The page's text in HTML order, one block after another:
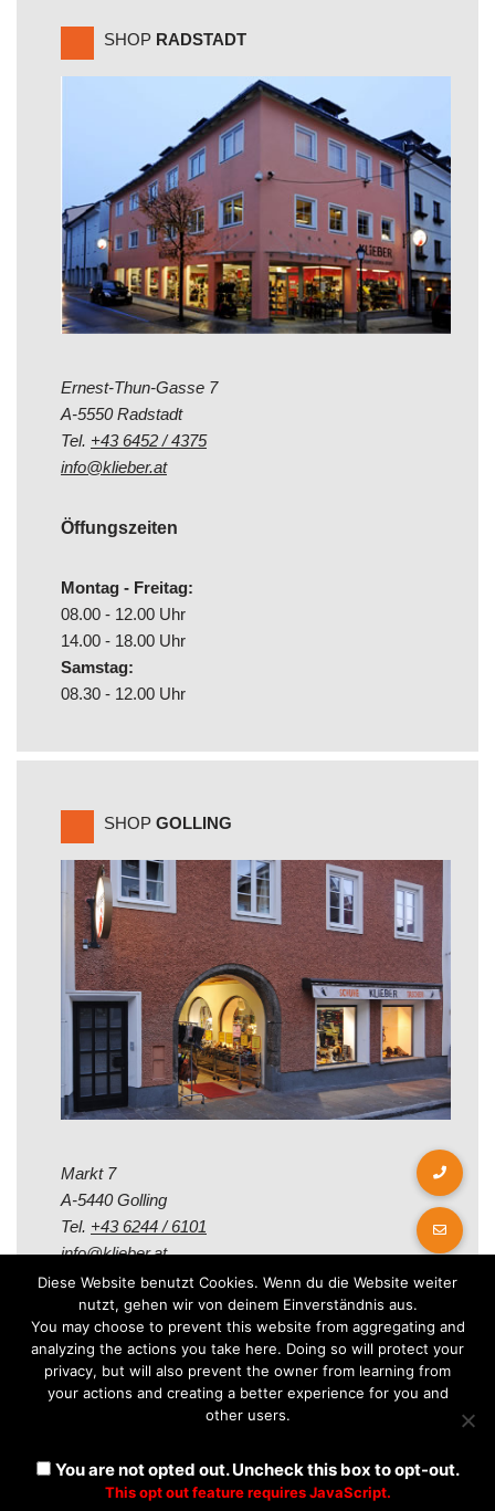
SHOP RADSTADT
Ernest-Thun-Gasse 7
A-5550 Radstadt
Tel. +43 6452 / 4375
info@klieber.at
Öffungszeiten
Montag - Freitag:
08.00 - 12.00 Uhr
14.00 - 18.00 Uhr
Samstag:
08.30 - 12.00 Uhr
SHOP GOLLING
Markt 7
A-5440 Golling
Tel. +43 6244 / 6101
info@klieber.at
Öffungszeiten
Montag - Freitag:
08.00 - 12.00 Uhr
08.30 - 12.30 Uhr
Diese Website benutzt Cookies. Wenn du die Website weiter
nutzt, gehen wir von deinem Einverständnis aus.
You may choose to prevent this website from aggregating and
analyzing the actions you take here. Doing so will protect your
privacy, but will also prevent the owner from learning from
your actions and creating a better experience for you and
other users.
You are not opted out. Uncheck this box to opt-out.
This opt out feature requires JavaScript.